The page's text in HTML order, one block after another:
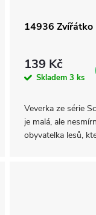
14936 Zvířátko
139 Kč
Skladem 3 ks
Veverka ze série
je malá, ale
obyvatelka lesů,
stromů předvádí